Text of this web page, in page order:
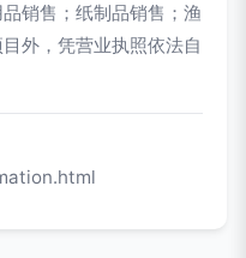
销售；纸制品销售；渔
外，凭营业执照依法自